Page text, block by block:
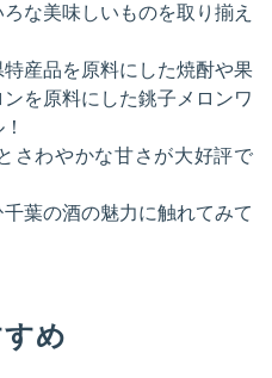
な美味しいものを取り揃え
産品を原料にした焼酎や果
を原料にした銚子メロンワ
さわやかな甘さが大好評で
葉の酒の魅力に触れてみて
め